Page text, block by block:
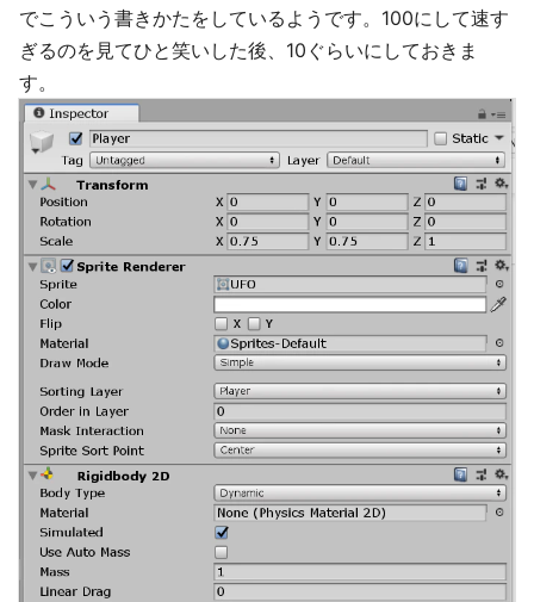
でこういう書きかたをしているようです。100にして速す
ぎるのを見てひと笑いした後、10ぐらいにしておきま
す。